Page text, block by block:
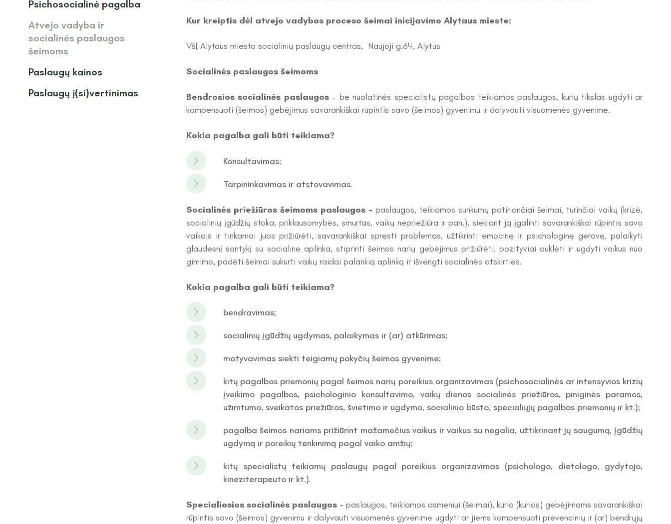
Psichosocialinė pagalba
Atvejo vadyba ir
socialinės paslaugos
šeimoms
Paslaugų kainos
Paslaugų į(si)vertinimas
Kur kreiptis dėl atvejo vadybos proceso šeimai inicijavimo Alytaus mieste:
VšĮ Alytaus miesto socialinių paslaugų centras, Naujoji g.64, Alytus
Socialinės paslaugos šeimoms
Bendrosios socialinės paslaugos– be nuolatinės specialistų pagalbos teikiamos paslaugos, kurių tikslas ugdyti ar
kompensuoti (šeimos) gebėjimus savarankiškai rūpintis savo (šeimos) gyvenimu ir dalyvauti visuomenės gyvenime.
Kokia pagalba gali būti teikiama?
Konsultavimas;
Tarpininkavimas ir atstovavimas.
Socialinės priežiūros šeimoms paslaugos - paslaugos, teikiamos sunkumų patiriančiai šeimai, turinčiai vaikų (krizė,
socialinių įgūdžių stoka, priklausomybės, smurtas, vaikų nepriežiūra ir pan.), siekiant ją įgalinti savarankiškai rūpintis savo
vaikais ir tinkamai juos prižiūrėti, savarankiškai spręsti problemas, užtikrinti emocinę ir psichologinę gerovę, palaikyti
glaudesnį santykį su socialine aplinka, stiprinti šeimos narių gebėjimus prižiūrėti, pozityviai auklėti ir ugdyti vaikus nuo
gimimo, padėti šeimai sukurti vaikų raidai palankią aplinką ir išvengti socialinės atskirties.
Kokia pagalba gali būti teikiama?
bendravimas;
socialinių įgūdžių ugdymas, palaikymas ir (ar) atkūrimas;
motyvavimas siekti teigiamų pokyčių šeimos gyvenime;
kitų pagalbos priemonių pagal šeimos narių poreikius organizavimas (psichosocialinės ar intensyvios krizių
įveikimo pagalbos, psichologinio konsultavimo, vaikų dienos socialinės priežiūros, piniginės paramos,
užimtumo, sveikatos priežiūros, švietimo ir ugdymo, socialinio būsto, specialiųjų pagalbos priemonių ir kt.);
pagalba šeimos nariams prižiūrint mažamečius vaikus ir vaikus su negalia, užtikrinant jų saugumą, įgūdžių
ugdymą ir poreikių tenkinimą pagal vaiko amžių;
kitų specialistų teikiamų paslaugų pagal poreikius organizavimas (psichologo, dietologo, gydytojo,
kineziterapeuto ir kt.).
Specialiosios socialinės paslaugos - paslaugos, teikiamos asmeniui (šeimai), kurio (kurios) gebėjimams savarankiškai
rūpintis savo (šeimos) gyvenimu ir dalyvauti visuomenės gyvenime ugdyti ar jiems kompensuoti prevencinių ir (ar) bendrųjų